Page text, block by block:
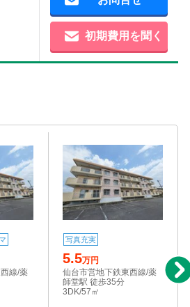
初期費用を聞く
線/薬
写真充実
5.5万円
仙台市営地下鉄東西線/薬
師堂駅 徒歩35分
3DK/57㎡